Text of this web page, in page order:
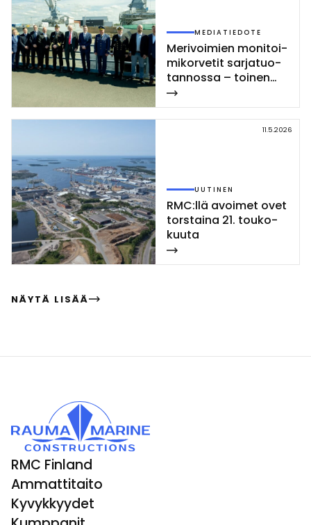
MEDIATIEDOTE
Me­ri­voi­mien mo­ni­toi­
mi­kor­ve­tit sar­ja­tuo­
tan­nos­sa – toi­nen
Poh­jan­maa-luo­kan
kor­vet­ti las­ket­tiin ve­
sil­le Rau­mal­la
11.5.2026
UUTINEN
RMC:llä avoi­met ovet
tors­tai­na 21. tou­ko­
kuu­ta
NÄYTÄ LISÄÄ
RMC Finland
Ammattitaito
Kyvykkyydet